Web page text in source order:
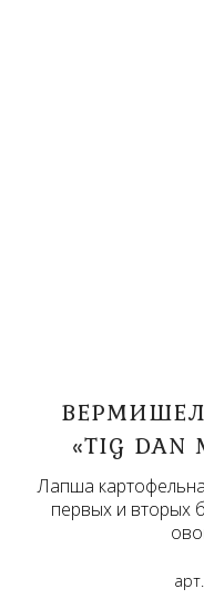
«TIG DAN
Лапша
первых и вторых
арт.